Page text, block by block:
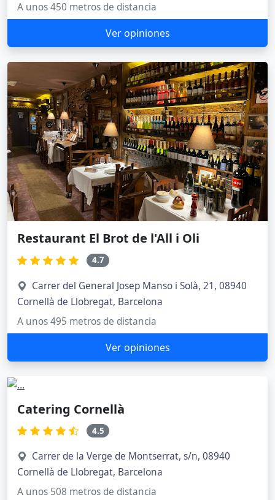
A unos 450 metros de distancia
Ver opiniones
Restaurant El Brot de l'All i Oli
4.7
Carrer del General Josep Manso i Solà, 21, 08940
Cornellà de Llobregat, Barcelona
A unos 495 metros de distancia
Ver opiniones
Catering Cornellà
4.5
Carrer de la Verge de Montserrat, s/n, 08940
Cornellà de Llobregat, Barcelona
A unos 508 metros de distancia